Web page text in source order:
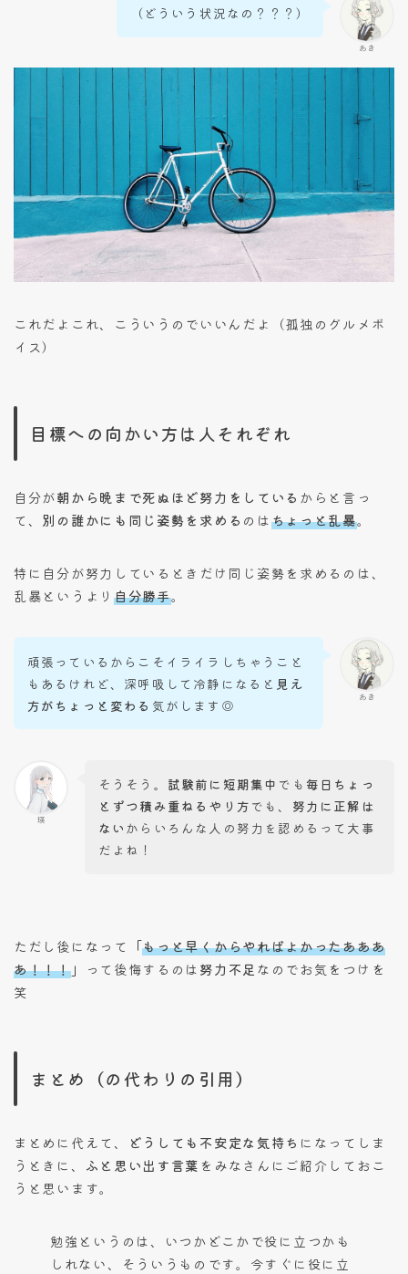
あき
（どういう状況なの？？？）
これだよこれ、こういうのでいいんだよ（孤独のグルメボ
イス）
目標への向かい方は人それぞれ
自分が朝から晩まで死ぬほど努力をしている からと言っ
て、 別の誰かにも同じ姿勢を求める のはちょっと乱暴。
特に自分が努力しているときだけ同じ姿勢を求めるのは、
乱暴というより 自分勝手。
あき
頑張っているからこそイライラしちゃうこと
もあるけれど、深呼吸して冷静になると 見え
方がちょっと変わる 気がします◎
瑛
そうそう。 試験前に短期集中 でも 毎日ちょっ
とずつ積み重ねるやり方 でも、 努力に正解は
ない からいろんな人の努力を認めるって大事
だよね！
ただし後になって 「もっと早くからやればよかったあああ
あ！！！」 って後悔するのは努力不足 なのでお気をつけを
笑
まとめ（の代わりの引用）
まとめに代えて、 どうしても不安定な気持ち になってしま
うときに、 ふと思い出す言葉 をみなさんにご紹介しておこ
うと思います。
勉強というのは、いつかどこかで役に立つかも
しれない、そういうものです。今すぐに役に立